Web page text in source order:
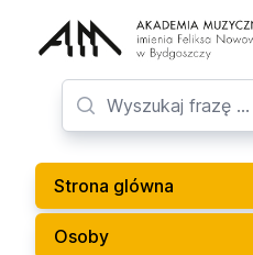
Strona glówna
Osoby